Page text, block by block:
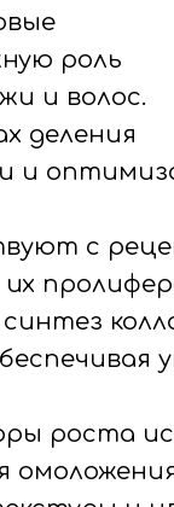
роль
и волос.
деления
и
с
роста